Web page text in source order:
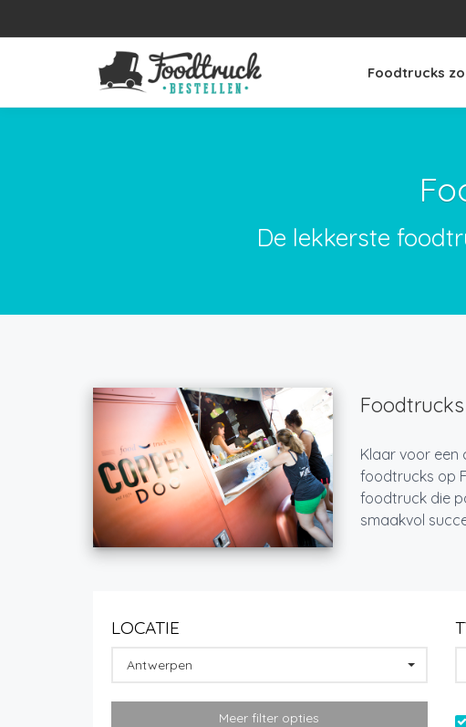
Foodtrucks
De lekkerste
Klaar voor een
foodtrucks op
foodtruck die
smaakvol
LOCATIE
Antwerpen
Meer filter opties